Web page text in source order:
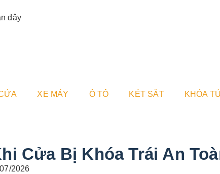
đây
XE MÁY Ô TÔ KÉT SẮT KHÓA TỦ
Cửa Bị Khóa Trái An
2026